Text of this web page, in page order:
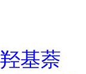
基萘